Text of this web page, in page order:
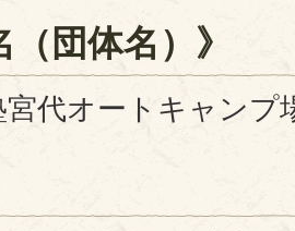
（団体名）》
宮代オートキャンプ